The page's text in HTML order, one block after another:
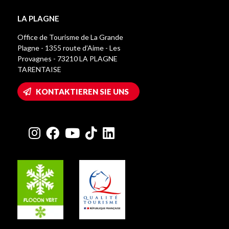
LA PLAGNE
Office de Tourisme de La Grande
Plagne - 1355 route d’Aime - Les
Provagnes - 73210 LA PLAGNE
TARENTAISE
KONTAKTIEREN SIE UNS